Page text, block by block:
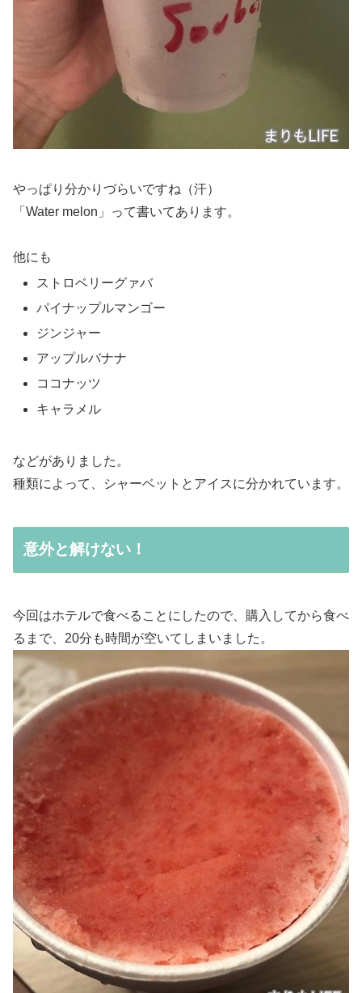
やっぱり分かりづらいですね（汗）
「Water melon」って書いてあります。
他にも
ストロベリーグァバ
パイナップルマンゴー
ジンジャー
アップルバナナ
ココナッツ
キャラメル
などがありました。
種類によって、シャーベットとアイスに分かれています。
意外と解けない！
今回はホテルで食べることにしたので、購入してから食べ
るまで、20分も時間が空いてしまいました。